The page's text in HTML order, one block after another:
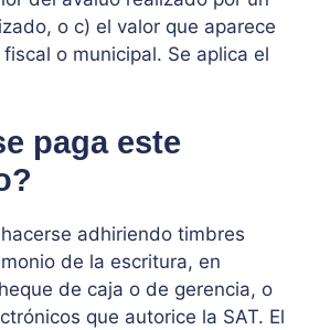
o c) el valor que aparece
o municipal. Se aplica el
paga este
adhiriendo timbres
de la escritura, en
de caja o de gerencia, o
que autorice la SAT. El